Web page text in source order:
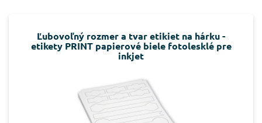
Ľubovoľný rozmer a tvar etikiet na hárku -
etikety PRINT papierové biele fotolesklé pre
inkjet